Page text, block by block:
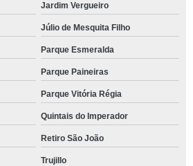
Jardim Vergueiro
Júlio de Mesquita Filho
Parque Esmeralda
Parque Paineiras
Parque Vitória Régia
Quintais do Imperador
Retiro São João
Trujillo